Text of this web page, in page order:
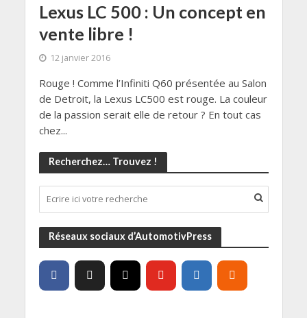
Lexus LC 500 : Un concept en
vente libre !
12 janvier 2016
Rouge ! Comme l’Infiniti Q60 présentée au Salon
de Detroit, la Lexus LC500 est rouge. La couleur
de la passion serait elle de retour ? En tout cas
chez...
Recherchez… Trouvez !
Réseaux sociaux d’AutomotivPress